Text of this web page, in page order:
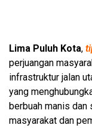
Lima Puluh Kota,
perjuangan
infrastruktur jalan
yang
berbuah manis
masyarakat dan